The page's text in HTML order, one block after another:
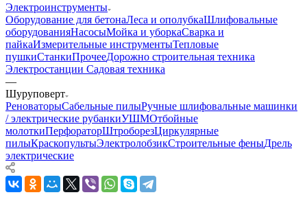
Электроинструменты
Оборудование для бетонаЛеса и ополубкаШлифовальные
оборудованияНасосыМойка и уборкаСварка и
пайкаИзмерительные инструментыТепловые
пушкиСтанкиПрочееДорожно строительная техника
Электростанции Садовая техника
—
Шуруповерт
РеноваторыСабельные пилыРучные шлифовальные машинки
/ электрические рубанкиУШМОтбойные
молоткиПерфораторШтроборезЦиркулярные
пилыКраскопультыЭлектролобзикСтроительные феныДрель
электрические